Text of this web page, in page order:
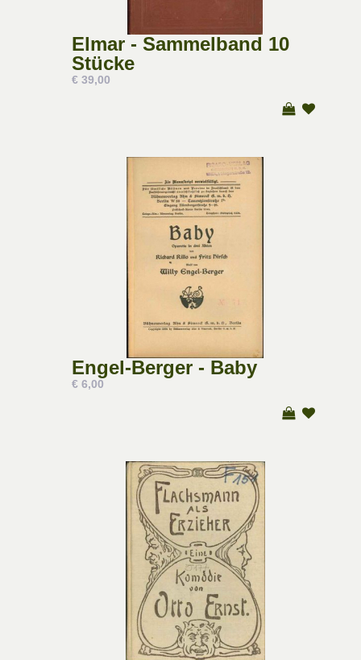
Elmar - Sammelband 10
Stücke
€ 39,00
Engel-Berger - Baby
€ 6,00